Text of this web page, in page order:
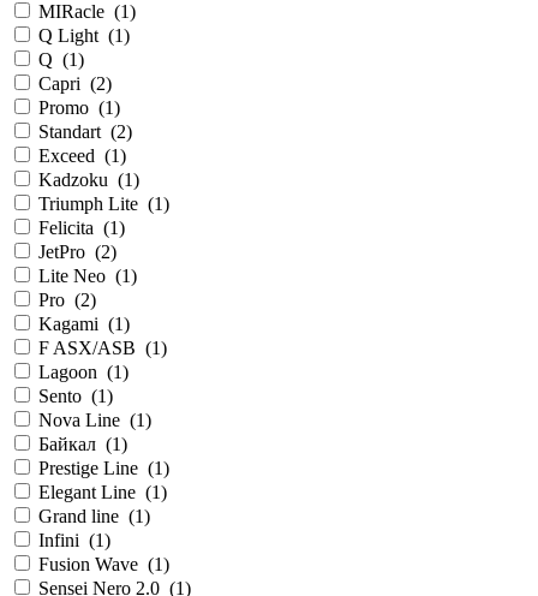
MIRacle (1)
Q Light (1)
Q (1)
Capri (2)
Promo (1)
Standart (2)
Exceed (1)
Kadzoku (1)
Triumph Lite (1)
Felicita (1)
JetPro (2)
Lite Neo (1)
Pro (2)
Kagami (1)
F ASX/ASB (1)
Lagoon (1)
Sento (1)
Nova Line (1)
Байкал (1)
Prestige Line (1)
Elegant Line (1)
Grand line (1)
Infini (1)
Fusion Wave (1)
Sensei Nero 2.0 (1)